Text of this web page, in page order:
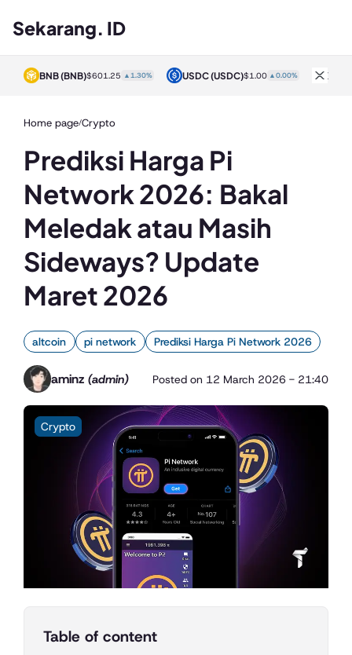
Sekarang. ID
BNB(BNB)$601.25 ▲1.30% USDC(USDC)$1.00 ▲0.00% XRP
Home page/Crypto
Prediksi Harga Pi
Network 2026: Bakal
Meledak atau Masih
Sideways? Update
Maret 2026
altcoin pi network Prediksi Harga Pi Network 2026
aminz (admin) Posted on 12 March 2026 - 21:40
Crypto
Table of content